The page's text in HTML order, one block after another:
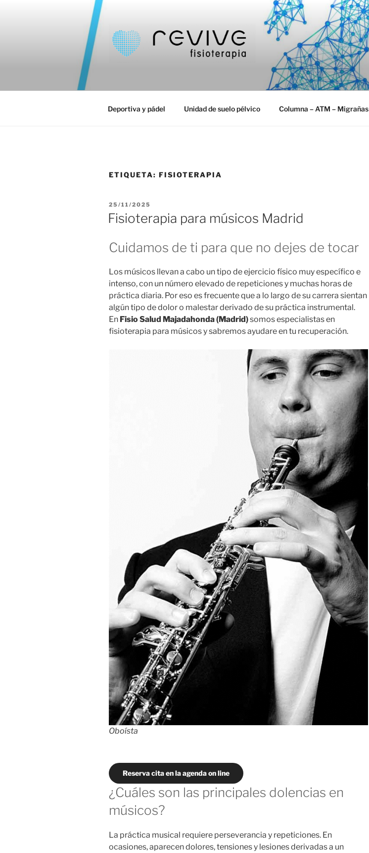
REVIVE FISIOTERAPIA
Fisioterapia en Las Rozas – Fisioterapia en Majadahonda
Deportiva y pádel Unidad de suelo pélvico Columna – ATM – Migrañas
ETIQUETA: FISIOTERAPIA
PUBLICADO
EL
25/11/2025
Fisioterapia para músicos Madrid
Cuidamos de ti para que no dejes de tocar
Los músicos llevan a cabo un tipo de ejercicio físico muy específico e
intenso, con un número elevado de repeticiones y muchas horas de
práctica diaria. Por eso es frecuente que a lo largo de su carrera sientan
algún tipo de dolor o malestar derivado de su práctica instrumental.
En Fisio Salud Majadahonda (Madrid)somos especialistas en
fisioterapia para músicos y sabremos ayudare en tu recuperación.
Oboísta
Reserva cita en la agenda on line
¿Cuáles son las principales dolencias en
músicos?
La práctica musical requiere perseverancia y repeticiones. En
ocasiones, aparecen dolores, tensiones y lesiones derivadas a un